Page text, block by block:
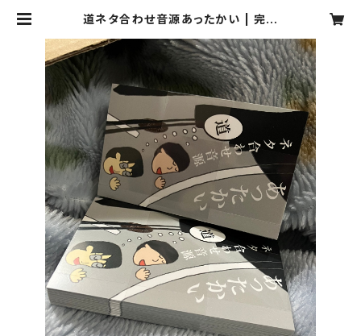
道ネタ合わせ音源あったかい | 完熟